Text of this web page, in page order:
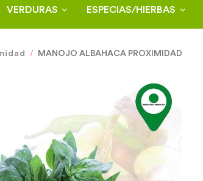
VERDURAS ESPECIAS/HIERBAS
MANOJO ALBAHACA PROXIMIDAD